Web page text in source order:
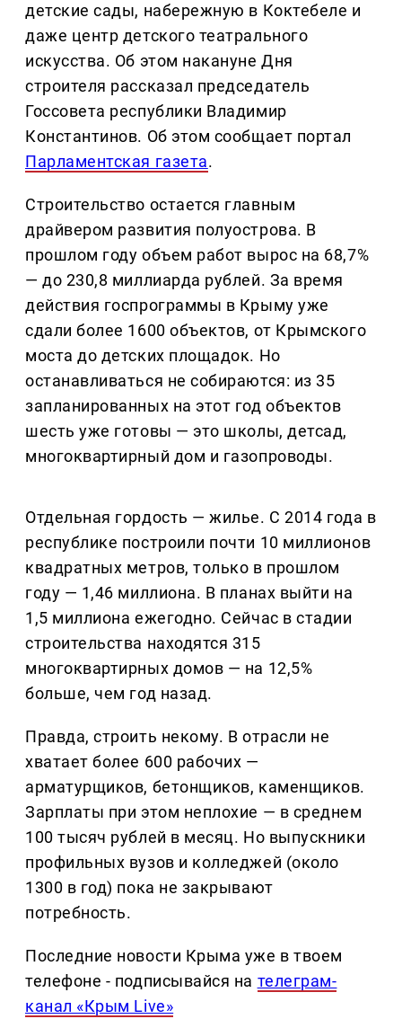
детские сады, набережную в Коктебеле и
даже центр детского театрального
искусства. Об этом накануне Дня
строителя рассказал председатель
Госсовета республики Владимир
Константинов. Об этом сообщает портал
Парламентская газета.
Строительство остается главным
драйвером развития полуострова. В
прошлом году объем работ вырос на 68,7%
— до 230,8 миллиарда рублей. За время
действия госпрограммы в Крыму уже
сдали более 1600 объектов, от Крымского
моста до детских площадок. Но
останавливаться не собираются: из 35
запланированных на этот год объектов
шесть уже готовы — это школы, детсад,
многоквартирный дом и газопроводы.
Отдельная гордость — жилье. С 2014 года в
республике построили почти 10 миллионов
квадратных метров, только в прошлом
году — 1,46 миллиона. В планах выйти на
1,5 миллиона ежегодно. Сейчас в стадии
строительства находятся 315
многоквартирных домов — на 12,5%
больше, чем год назад.
Правда, строить некому. В отрасли не
хватает более 600 рабочих —
арматурщиков, бетонщиков, каменщиков.
Зарплаты при этом неплохие — в среднем
100 тысяч рублей в месяц. Но выпускники
профильных вузов и колледжей (около
1300 в год) пока не закрывают
потребность.
Последние новости Крыма уже в твоем
телефоне - подписывайся на телеграм-
канал «Крым Live»